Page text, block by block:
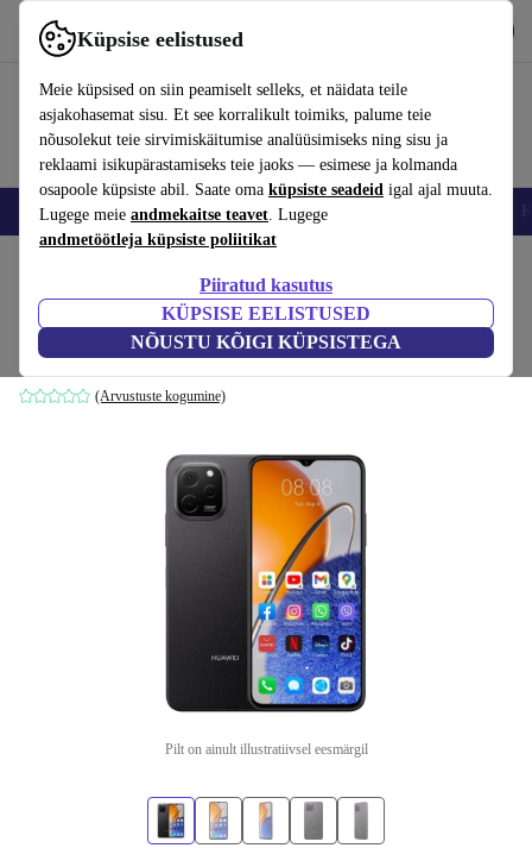
Küpsise eelistused
Meie küpsised on siin peamiselt selleks, et näidata teile
asjakohasemat sisu. Et see korralikult toimiks, palume teie
nõusolekut teie sirvimiskäitumise analüüsimiseks ning sisu ja
reklaami isikupärastamiseks teie jaoks — esimese ja kolmanda
osapoole küpsiste abil. Saate oma küpsiste seadeid igal ajal muuta.
Lugege meie andmekaitse teavet. Lugege
andmetöötleja küpsiste poliitikat
Piiratud kasutus
KÜPSISE EELISTUSED
NÕUSTU KÕIGI KÜPSISTEGA
Kasuta rakendust refurbed kiirelt ja lihtsalt
Nutitelefoni Sülearvutid Tahvelarvutid Nutikellad
Huawei Nova Y61
4 GB | 64 GB | Dual-SIM | must
(Arvustuste kogumine)
Pilt on ainult illustratiivsel eesmärgil